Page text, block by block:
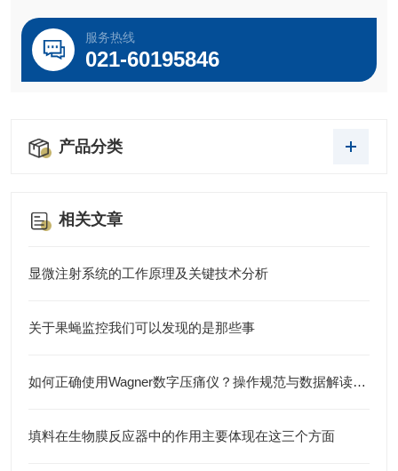
易于安装和处理
设计紧凑 详细介绍
MRI兼容相机
服务热线
021-60195846
产品分类
相关文章
显微注射系统的工作原理及关键技术分析
关于果蝇监控我们可以发现的是那些事
如何正确使用Wagner数字压痛仪？操作规范与数据解读指南
填料在生物膜反应器中的作用主要体现在这三个方面